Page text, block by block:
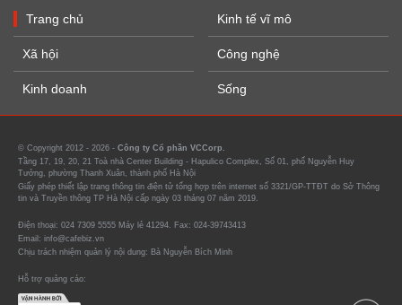
Trang chủ
Xã hội
Kinh doanh
Kinh tế vĩ mô
Công nghệ
Sống
© Copyright 2012 - 2026 - Công ty Cổ phần VCCorp.
Tầng 17, 19, 20, 21 Toà nhà Center Building - Hapulico Complex, Số 01, phố Nguyễn Huy
Tưởng, phường Thanh Xuân, thành phố Hà Nội
Giấy phép thiết lập trang thông tin điện tử tổng hợp trên internet số 3321/GP-TTĐT do Sở Thông
tin và Truyền thông TP Hà Nội cấp ngày 03 tháng 07 năm 2019.
Điện thoại: 024 7309 5555 Máy lẻ 41294. Fax: 024-39743413
Email: info@cafebiz.vn
Chịu trách nhiệm quản lý nội dung: Bà Nguyễn Bích Minh
Hỗ trợ quảng cáo: